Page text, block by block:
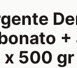
+
x 500 gr